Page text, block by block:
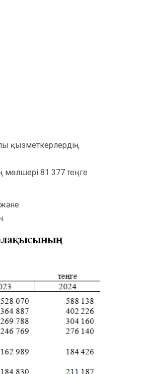
қызметкерлердің
мөлшері 81 377 теңге